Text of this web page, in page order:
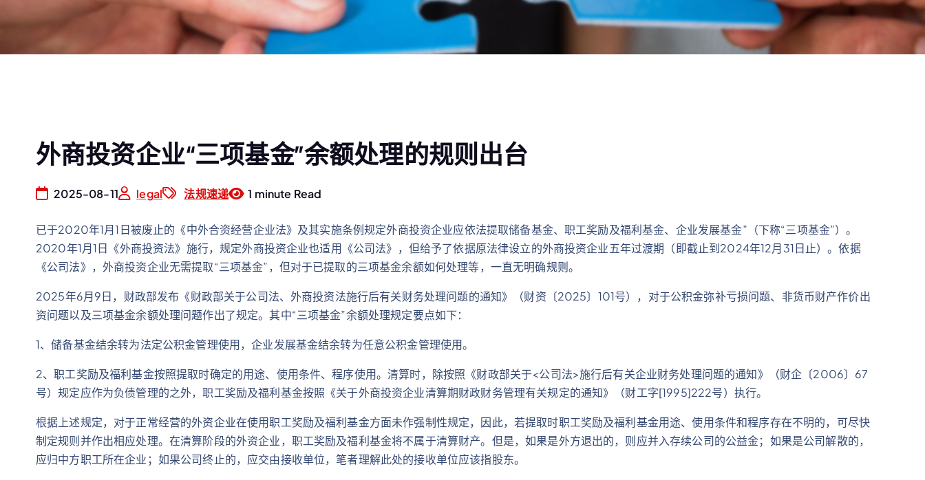
外商投资企业“三项基金”余额处理的规则出台
2025-08-11 legal 法规速递 1 minute Read
已于2020年1月1日被废止的《中外合资经营企业法》及其实施条例规定外商投资企业应依法提取储备基金、职工奖励及福利基金、企业发展基金”（下称“三项基金”）。
2020年1月1日《外商投资法》施行，规定外商投资企业也适用《公司法》，但给予了依据原法律设立的外商投资企业五年过渡期（即截止到2024年12月31日止）。依据
《公司法》，外商投资企业无需提取“三项基金”，但对于已提取的三项基金余额如何处理等，一直无明确规则。
2025年6月9日，财政部发布《财政部关于公司法、外商投资法施行后有关财务处理问题的通知》（财资〔2025〕101号），对于公积金弥补亏损问题、非货币财产作价出
资问题以及三项基金余额处理问题作出了规定。其中“三项基金”余额处理规定要点如下：
1、储备基金结余转为法定公积金管理使用，企业发展基金结余转为任意公积金管理使用。
2、职工奖励及福利基金按照提取时确定的用途、使用条件、程序使用。清算时，除按照《财政部关于<公司法>施行后有关企业财务处理问题的通知》（财企〔2006〕67
号）规定应作为负债管理的之外，职工奖励及福利基金按照《关于外商投资企业清算期财政财务管理有关规定的通知》（财工字[1995]222号）执行。
根据上述规定，对于正常经营的外资企业在使用职工奖励及福利基金方面未作强制性规定，因此，若提取时职工奖励及福利基金用途、使用条件和程序存在不明的，可尽快
制定规则并作出相应处理。在清算阶段的外资企业，职工奖励及福利基金将不属于清算财产。但是，如果是外方退出的，则应并入存续公司的公益金；如果是公司解散的，
应归中方职工所在企业；如果公司终止的，应交由接收单位，笔者理解此处的接收单位应该指股东。